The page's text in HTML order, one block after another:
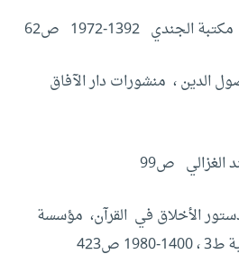
1392-1972 ص62
الدين ، منشورات دار الآفاق
الغزالي ص99
دستور الأخلاق في القرآن، مؤسسة
ص423